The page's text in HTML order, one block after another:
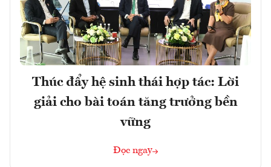
Thúc đẩy hệ sinh thái hợp tác: Lời
giải cho bài toán tăng trưởng bền
vững
Đọc ngay